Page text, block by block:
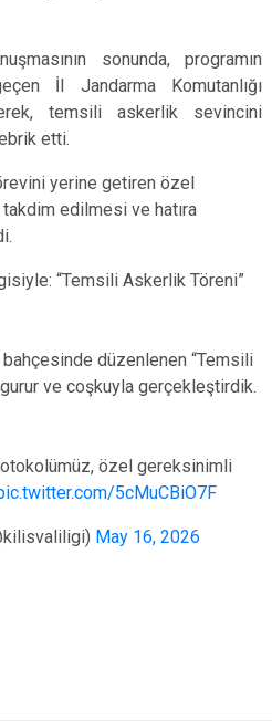
sonunda, programın
İl Jandarma Komutanlığı
temsili askerlik sevincini
etti.
yerine getiren özel
edilmesi ve hatıra
“Temsili Askerlik Töreni”
bahçesinde düzenlenen “Temsili
ve coşkuyla gerçekleştirdik.
özel gereksinimli
5cMuCBiO7F
May 16, 2026